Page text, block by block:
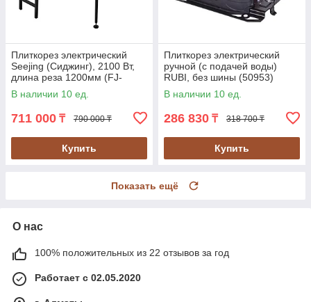
Плиткорез электрический
Seejing (Сиджинг), 2100 Вт,
длина реза 1200мм (FJ-
1200-QX)
В наличии 10 ед.
711 000 ₸ 790 000 ₸
Купить
Плиткорез электрический
ручной (с подачей воды)
RUBI, без шины (50953)
В наличии 10 ед.
286 830 ₸ 318 700 ₸
Купить
Показать ещё
О нас
100% положительных из 22 отзывов за год
Работает с 02.05.2020